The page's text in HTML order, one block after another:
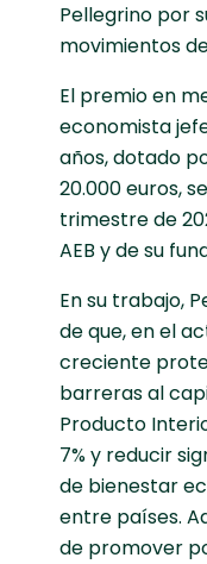
Pellegrino por
movimientos
El premio en
economista
años, dotado
20.000 euros,
trimestre de
AEB y de su
En su trabajo,
de que, en el
creciente
barreras al
Producto
7% y reducir
de bienestar
entre países.
de promover